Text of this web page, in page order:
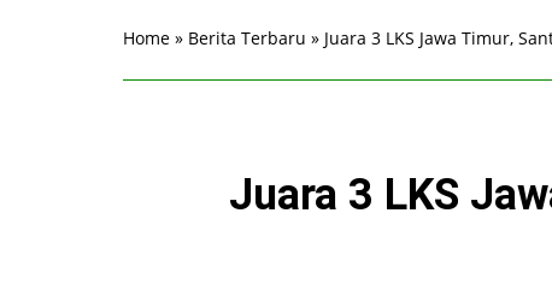
Home » Berita Terbaru » Juara 3 LKS Jawa Timur,
Juara 3 LKS